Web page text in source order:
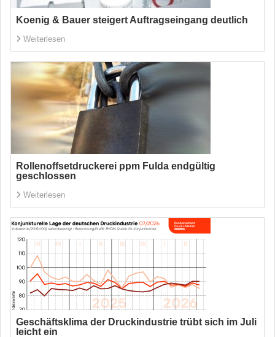
Koenig & Bauer steigert Auftragseingang deutlich
Weiterlesen
Rollenoffsetdruckerei ppm Fulda endgültig
geschlossen
Weiterlesen
Geschäftsklima der Druckindustrie trübt sich im Juli
leicht ein